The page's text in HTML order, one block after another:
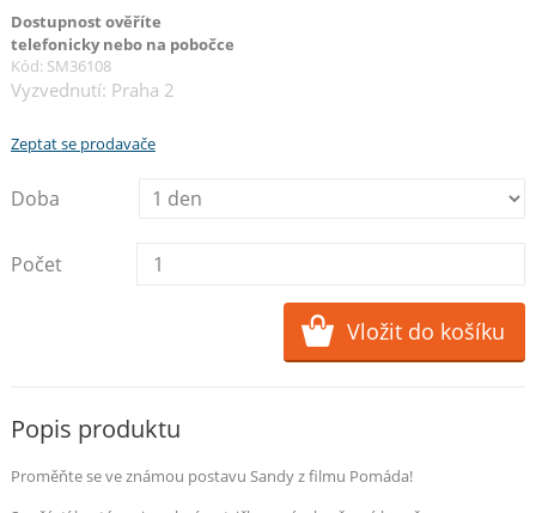
Dostupnost ověříte
telefonicky nebo na pobočce
Kód: SM36108
Vyzvednutí: Praha 2
Zeptat se prodavače
Doba
Počet
Popis produktu
Proměňte se ve známou postavu Sandy z filmu Pomáda!